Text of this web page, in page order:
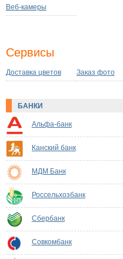
Веб-камеры
Сервисы
Доставка цветов Заказ фото
БАНКИ
Альфа-банк
Канский банк
МДМ Банк
Россельхозбанк
Сбербанк
Совкомбанк